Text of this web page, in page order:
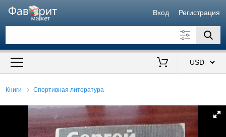
Вход Регистрация
Искать также в описании
Книги Спортивная литература